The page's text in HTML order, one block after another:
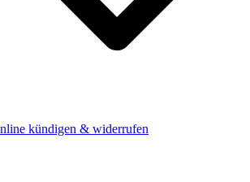
kündigen & widerrufen